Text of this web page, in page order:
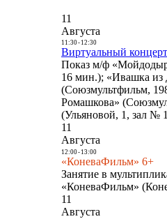
11
Августа
11:30- 12:30
Виртуальный
Показ м/ф
16 мин.); «Ивашка из
(Союзмультфильм,
Ромашкова»
(Ульяновой, 1, зал №
11
Августа
12:00- 13:00
«КоневаФильм» 6+
Занятие в
«КоневаФильм»
11
Августа